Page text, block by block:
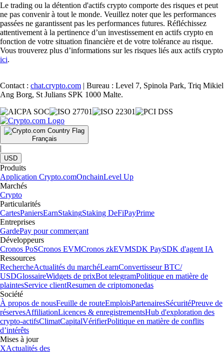
Le trading ou la détention d'actifs crypto comporte des risques et peut
ne pas convenir à tout le monde. Veuillez noter que les performances
passées ne garantissent pas les performances futures. Réfléchissez
attentivement à la pertinence d’un investissement en actifs crypto en
fonction de votre situation financière et de votre tolérance au risque.
Vous trouverez plus d’informations sur les risques liés aux actifs crypto
ici.
Contact : chat.crypto.com | Bureau : Level 7, Spinola Park, Triq Mikiel
Ang Borg, St Julians SPK 1000 Malte.
Français
|
USD
Produits
Application Crypto.comOnchainLevel Up
Marchés
Crypto
Particularités
CartesPaniersEarnStakingStaking DeFiPayPrime
Entreprises
GardePay pour commerçant
Développeurs
Cronos PoSCronos EVMCronos zkEVMSDK PaySDK d'agent IA
Ressources
RechercheActualités du marchéLearnConvertisseur BTC/
USDGlossaireWidgets de prixBot telegramPolitique en matière de
plaintesService clientResumen de criptomonedas
Société
À propos de nousFeuille de routeEmploisPartenairesSécuritéPreuve de
réservesAffiliationLicences & enregistrementsHub d'exploration des
crypto-actifsClimatCapitalVérifierPolitique en matière de conflits
d’intérêts
Mises à jour
XActualités des